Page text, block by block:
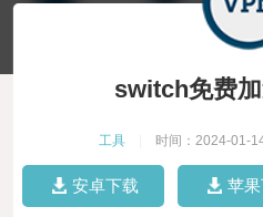
switch免费
工具 时间：2024-01-
安卓下载 苹